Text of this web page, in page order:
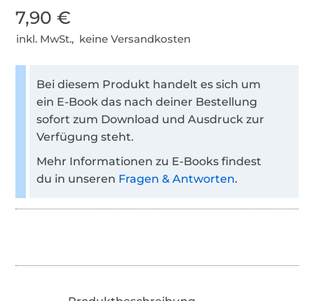
7,90 €
inkl. MwSt., keine Versandkosten
Bei diesem Produkt handelt es sich um
ein E-Book das nach deiner Bestellung
sofort zum Download und Ausdruck zur
Verfügung steht.
Mehr Informationen zu E-Books findest
du in unseren Fragen & Antworten.